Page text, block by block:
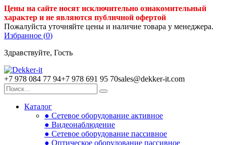
Цены на сайте носят исключительно ознакомительный
характер и не являются публичной офертой
Пожалуйста уточняйте цены и наличие товара у менеджера.
Избранное (0)
Здравствуйте, Гость
+7 978 084 77 94+7 978 691 95 70sales@dekker-it.com
Каталог
● Сетевое оборудование активное
● Видеонаблюдение
● Сетевое оборудование пассивное
● Оптическое оборудование пассивное